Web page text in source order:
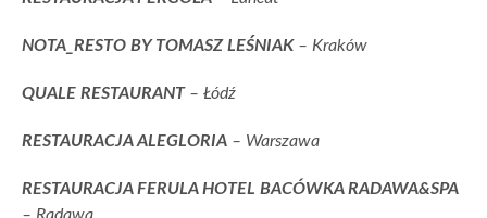
NOTA_RESTO BY TOMASZ LEŚNIAK– Kraków
QUALE RESTAURANT– Łódź
RESTAURACJA ALEGLORIA – Warszawa
RESTAURACJA FERULA HOTEL BACÓWKA RADAWA&SPA
– Radawa